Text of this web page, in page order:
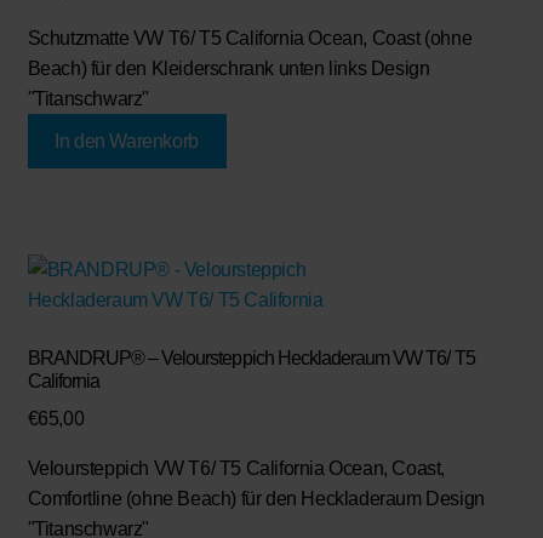
Schutzmatte VW T6/ T5 California Ocean, Coast (ohne
Beach) für den Kleiderschrank unten links Design
"Titanschwarz"
In den Warenkorb
BRANDRUP® – Veloursteppich Heckladeraum VW T6/ T5
California
€65,00
Veloursteppich VW T6/ T5 California Ocean, Coast,
Comfortline (ohne Beach) für den Heckladeraum Design
"Titanschwarz"